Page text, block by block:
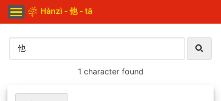
Hànzì - 他 - tā
1 character found